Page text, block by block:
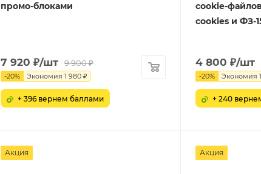
промо-блоками
7 920 ₽/шт 9 900₽
-20% Экономия 1 980 ₽
+ 396 вернем баллами
cookie-
cookies и ФЗ-
4 800 ₽/шт
-20% Экономия
+ 240
Акция Акция